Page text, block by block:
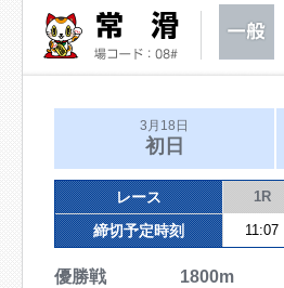
3月18日
初日
レース 1R
締切予定時刻 11:07
優勝戦 1800m